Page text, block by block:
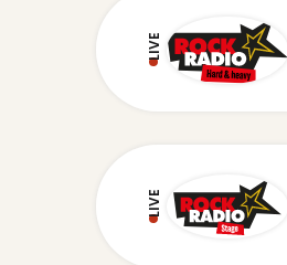
LIVE
LIVE